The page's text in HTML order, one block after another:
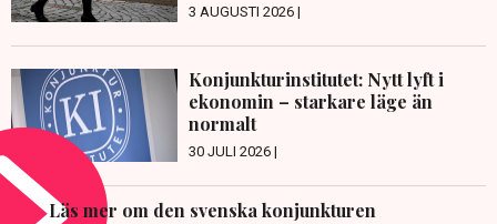
3 AUGUSTI 2026 |
Konjunkturinstitutet: Nytt lyft i
ekonomin – starkare läge än
normalt
30 JULI 2026 |
Läs mer om den svenska konjunkturen